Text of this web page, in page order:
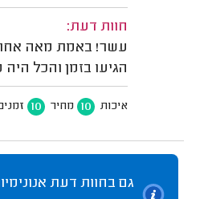
חוות דעת:
עשר! באמת מאה
הגיעו בזמן והכל היה
איכות 10 מחיר 10
גם בחוות דעת